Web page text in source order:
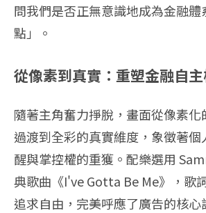
問我們是否正無意識地成為金融
點」。
從像素到真實：重塑金融自
隨著主角奮力掙脫，畫面從像素
過渡到全彩的真實維度，象徵著個
醒與掌控權的重獲。配樂選用
典歌曲《I've Gotta Be Me》，歌
追求自由，完美呼應了廣告的核心